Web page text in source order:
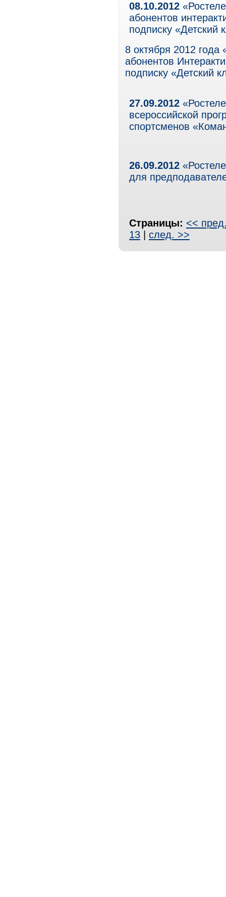
08.10.2012
абонентов
подписку «Детский
8 октября 2012 года
абонентов
подписку «Детский
27.09.2012
всероссийской
спортсменов
26.09.2012
для
Страницы: <<
13
след. >>